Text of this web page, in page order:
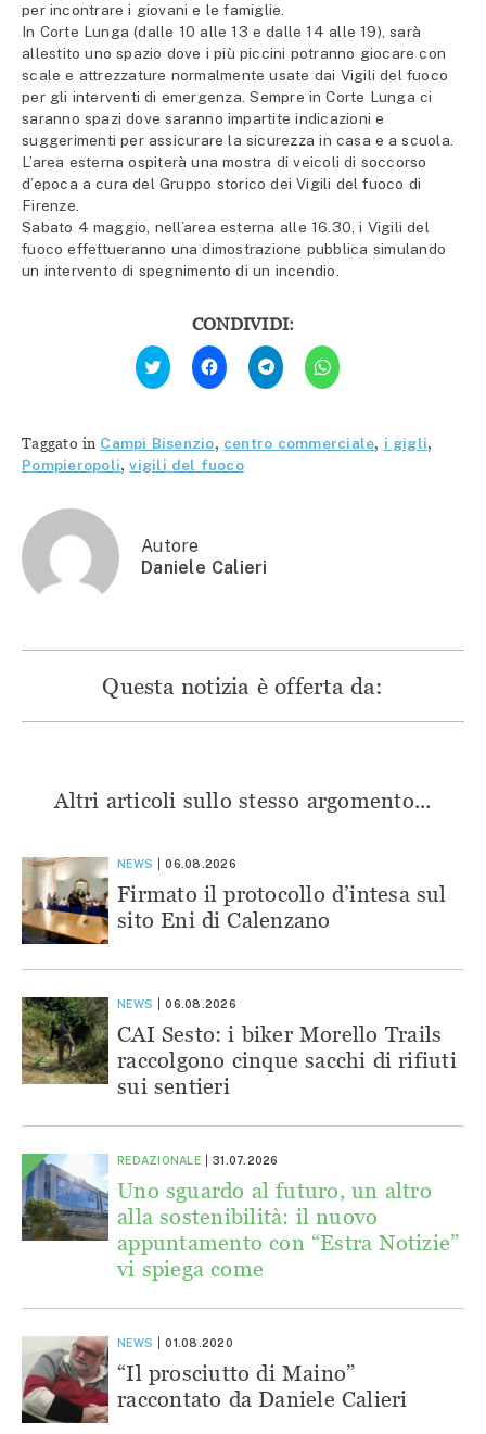
per incontrare i giovani e le famiglie.
In Corte Lunga (dalle 10 alle 13 e dalle 14 alle 19), sarà
allestito uno spazio dove i più piccini potranno giocare con
scale e attrezzature normalmente usate dai Vigili del fuoco
per gli interventi di emergenza. Sempre in Corte Lunga ci
saranno spazi dove saranno impartite indicazioni e
suggerimenti per assicurare la sicurezza in casa e a scuola.
L’area esterna ospiterà una mostra di veicoli di soccorso
d’epoca a cura del Gruppo storico dei Vigili del fuoco di
Firenze.
Sabato 4 maggio, nell’area esterna alle 16.30, i Vigili del
fuoco effettueranno una dimostrazione pubblica simulando
un intervento di spegnimento di un incendio.
CONDIVIDI:
Fai
clic
qui
Twitter
(Si
apre
in
Fai
clic
per
condividere
(Si
apre
in
una
Fai
clic
per
condividere
(Si
apre
Fai
clic
per
(Si
apre
Taggato in Campi Bisenzio, centro commerciale, i gigli,
Pompieropoli,vigili del fuoco
Autore
Daniele Calieri
Questa notizia è offerta da:
Altri articoli sullo stesso argomento...
NEWS 06.08.2026
Firmato il protocollo d’intesa sul
sito Eni di Calenzano
NEWS 06.08.2026
CAI Sesto: i biker Morello Trails
raccolgono cinque sacchi di rifiuti
sui sentieri
REDAZIONALE 31.07.2026
Uno sguardo al futuro, un altro
alla sostenibilità: il nuovo
appuntamento con “Estra Notizie”
vi spiega come
NEWS 01.08.2020
“Il prosciutto di Maino”
raccontato da Daniele Calieri